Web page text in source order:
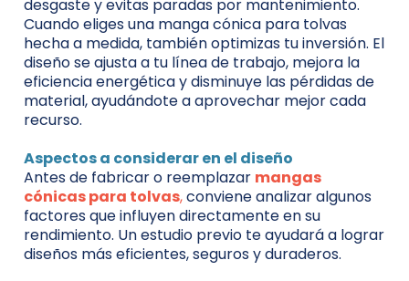
desgaste y evitas paradas por mantenimiento.
Cuando eliges una manga cónica para tolvas
hecha a medida, también optimizas tu inversión. El
diseño se ajusta a tu línea de trabajo, mejora la
eficiencia energética y disminuye las pérdidas de
material, ayudándote a aprovechar mejor cada
recurso.
Aspectos a considerar en el diseño
Antes de fabricar o reemplazar mangas
cónicas para tolvas,conviene analizar algunos
factores que influyen directamente en su
rendimiento. Un estudio previo te ayudará a lograr
diseños más eficientes, seguros y duraderos.